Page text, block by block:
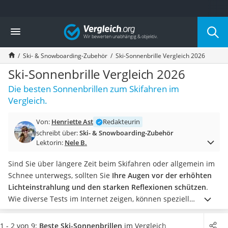
Die beliebtesten Vergleiche nach Kategorie
Freizeit & Sport
Gartentrampolin
Trampolin
Metalldetektor
Eufab-Fahrradträger
Trampolin 366 cm
Fahrradschloss
Futterboot
Air Bike
Trekkingschuhe Herren
Reisetasche mit Rollen
Klimmzugstation
Koffer
Nachtsichtgerät
Faltschloss
Vergleich
Ski- & Snowboarding-Zubehör Ski-Sonnenbrille Vergleich 2026
Ski-Sonnenbrille Vergleich 2026
Die besten Sonnenbrillen zum Skifahren im
Vergleich.
Von: Henriette Ast
Redakteurin
schreibt über:Ski- & Snowboarding-Zubehör
Lektorin: Nele B.
Sind Sie über längere Zeit beim Skifahren oder allgemein im
Schnee unterwegs, sollten Sie Ihre Augen vor der erhöhten
Lichteinstrahlung und den starken Reflexionen schützen.
Wie diverse Tests im Internet zeigen, können speziell
beschichtete Brillengläser helfen! Wählen Sie jetzt eine Ski-
Sonnenbrille mit UV-400-Beschichtung aus unserer
1 - 2 von 9: Beste Ski-Sonnenbrillen im Vergleich